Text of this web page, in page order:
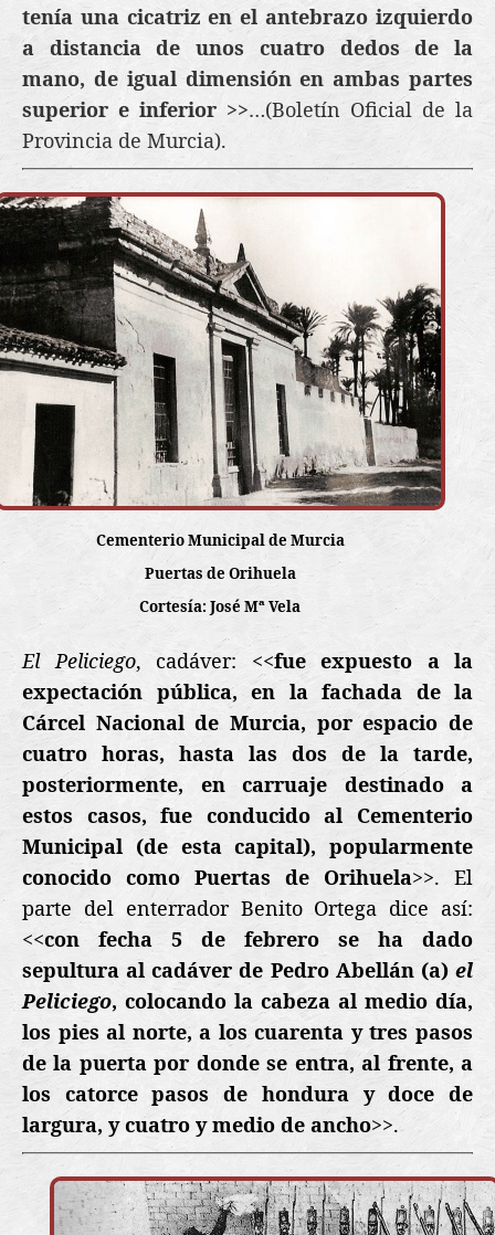
tenía una cicatriz en el antebrazo izquierdo
a distancia de unos cuatro dedos de la
mano, de igual dimensión en ambas partes
superior e inferior >>…(Boletín Oficial de la
Provincia de Murcia).
Cementerio Municipal de Murcia
Puertas de Orihuela
Cortesía: José Mª Vela
El Peliciego, cadáver: <<fue expuesto a la
expectación pública, en la fachada de la
Cárcel Nacional de Murcia, por espacio de
cuatro horas, hasta las dos de la tarde,
posteriormente, en carruaje destinado a
estos casos, fue conducido al Cementerio
Municipal (de esta capital), popularmente
conocido como Puertas de Orihuela>>. El
parte del enterrador Benito Ortega dice así:
<<con fecha 5 de febrero se ha dado
sepultura al cadáver de Pedro Abellán (a) el
Peliciego, colocando la cabeza al medio día,
los pies al norte, a los cuarenta y tres pasos
de la puerta por donde se entra, al frente, a
los catorce pasos de hondura y doce de
largura, y cuatro y medio de ancho>>.